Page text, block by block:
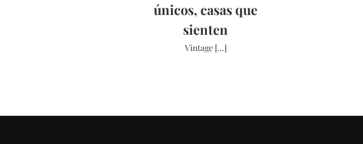
únicos, casas que
sienten
Vintage [...]